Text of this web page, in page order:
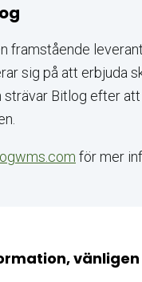
framstående
sig på att erbjuda
strävar Bitlog efter
för mer